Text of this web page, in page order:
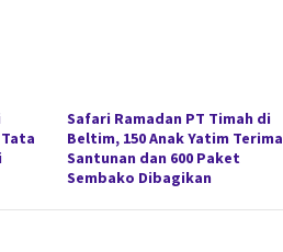
Safari Ramadan PT Timah di
Beltim, 150 Anak Yatim Terima
Santunan dan 600 Paket
Sembako Dibagikan